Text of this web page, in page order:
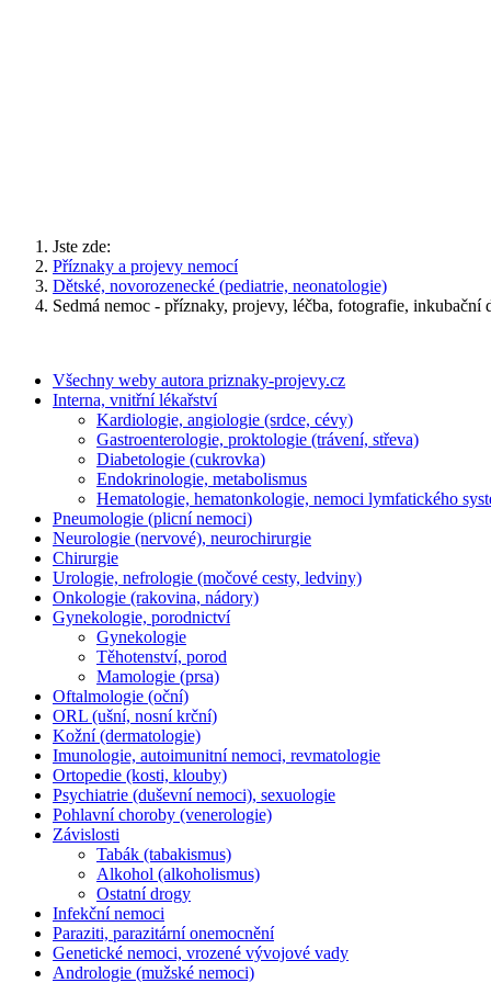
Jste zde:
Příznaky a projevy nemocí
Dětské, novorozenecké (pediatrie, neonatologie)
Sedmá nemoc - příznaky, projevy, léčba, fotografie, inkubační
Všechny weby autora priznaky-projevy.cz
Interna, vnitřní lékařství
Kardiologie, angiologie (srdce, cévy)
Gastroenterologie, proktologie (trávení, střeva)
Diabetologie (cukrovka)
Endokrinologie, metabolismus
Hematologie, hematonkologie, nemoci lymfatického
Pneumologie (plicní nemoci)
Neurologie (nervové), neurochirurgie
Chirurgie
Urologie, nefrologie (močové cesty, ledviny)
Onkologie (rakovina, nádory)
Gynekologie, porodnictví
Gynekologie
Těhotenství, porod
Mamologie (prsa)
Oftalmologie (oční)
ORL (ušní, nosní krční)
Kožní (dermatologie)
Imunologie, autoimunitní nemoci, revmatologie
Ortopedie (kosti, klouby)
Psychiatrie (duševní nemoci), sexuologie
Pohlavní choroby (venerologie)
Závislosti
Tabák (tabakismus)
Alkohol (alkoholismus)
Ostatní drogy
Infekční nemoci
Paraziti, parazitární onemocnění
Genetické nemoci, vrozené vývojové vady
Andrologie (mužské nemoci)